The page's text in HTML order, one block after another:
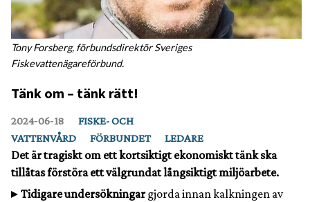
Tony Forsberg, förbundsdirektör Sveriges
Fiskevattenägareförbund.
Tänk om – tänk rätt!
2024‑06‑18
FISKE- OCH
VATTENVÅRD
FÖRBUNDET LEDARE
Det är tragiskt om ett kortsiktigt ekonomiskt tänk ska
tillåtas förstöra ett välgrundat långsiktigt miljöarbete.
Tidigare undersökningargjorda innan kalkningen av